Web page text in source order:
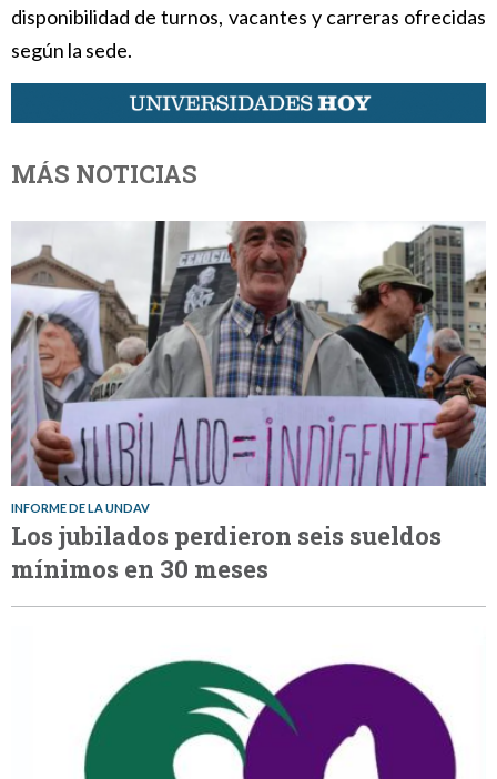
disponibilidad de turnos, vacantes y carreras ofrecidas
según la sede.
MÁS NOTICIAS
INFORME DE LA UNDAV
Los jubilados perdieron seis sueldos
mínimos en 30 meses